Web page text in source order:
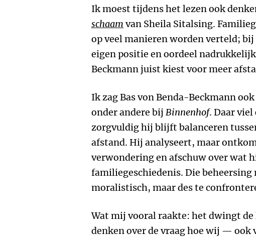
Ik moest tijdens het lezen ook
schaam van Sheila Sitalsing.
op veel manieren worden verteld;
eigen positie en oordeel
Beckmann juist kiest voor meer
Ik zag Bas von Benda-Beckmann
onder andere bij Binnenhof. Daar
zorgvuldig hij blijft balanceren
afstand. Hij analyseert, maar
verwondering en afschuw over wat
familiegeschiedenis. Die beheersing
moralistisch, maar des te
Wat mij vooral raakte: het dwingt de
denken over de vraag hoe wij — ook